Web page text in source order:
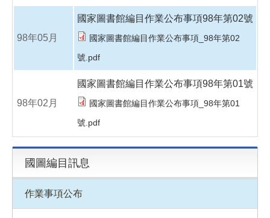
98年05月
國家圖書館編目作業公布事項98年第02號
國家圖書館編目作業公布事項_98年第02
號.pdf
98年02月
國家圖書館編目作業公布事項98年第01號
國家圖書館編目作業公布事項_98年第01
號.pdf
國圖編目訊息
作業事項公布